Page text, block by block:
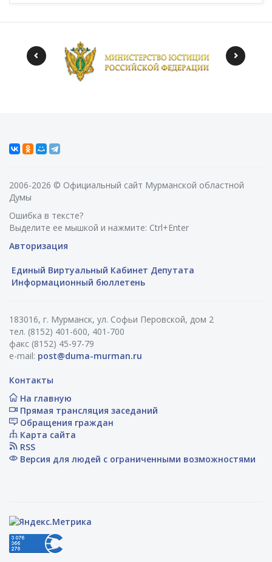
2006-2026 © Официальный сайт Мурманской областной
Думы
Ошибка в тексте?
Выделите ее мышкой и нажмите: Ctrl+Enter
Авторизация
Единый Виртуальный Кабинет Депутата
Информационный бюллетень
183016, г. Мурманск, ул. Софьи Перовской, дом 2
тел. (8152) 401-600, 401-700
факс (8152) 45-97-79
e-mail: post@duma-murman.ru
Контакты
На главную
Прямая трансляция заседаний
Обращения граждан
Карта сайта
RSS
Версия для людей с ограниченными возможностями